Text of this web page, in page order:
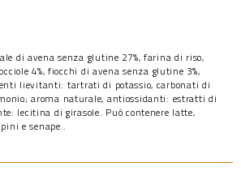
di avena senza glutine 27%, farina di riso,
4%, fiocchi di avena senza glutine 3%,
lievitanti: tartrati di potassio, carbonati di
aroma naturale, antiossidanti: estratti di
lecitina di girasole. Può contenere latte,
e senape..